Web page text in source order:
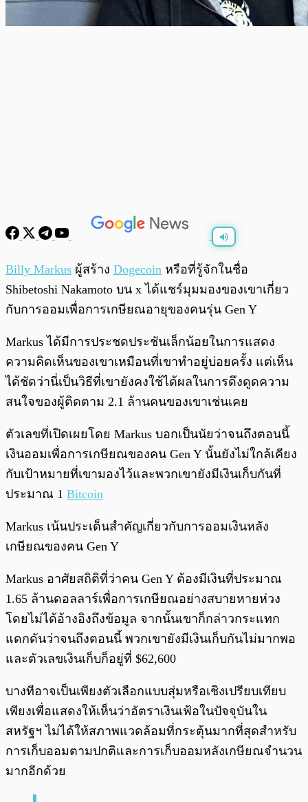
0:00
Billy Markus ผู้สร้าง Dogecoin หรือที่รู้จักในชื่อ
Shibetoshi Nakamoto บน x ได้แชร์มุมมองของเขาเกี่ยว
กับการออมเพื่อการเกษียณอายุของคนรุ่น Gen Y
Markus ได้มีการประชดประชันเล็กน้อยในการแสดง
ความคิดเห็นของเขาเหมือนที่เขาทำอยู่บ่อยครั้ง แต่เห็น
ได้ชัดว่านี่เป็นวิธีที่เขายังคงใช้ได้ผลในการดึงดูดความ
สนใจของผู้ติดตาม 2.1 ล้านคนของเขาเช่นเคย
ตัวเลขที่เปิดเผยโดย Markus บอกเป็นนัยว่าจนถึงตอนนี้
เงินออมเพื่อการเกษียณของคน Gen Y นั้นยังไม่ใกล้เคียง
กับเป้าหมายที่เขามองไว้และพวกเขายังมีเงินเก็บกันที่
ประมาณ 1 Bitcoin
Markus เน้นประเด็นสำคัญเกี่ยวกับการออมเงินหลัง
เกษียณของคน Gen Y
Markus อาศัยสถิติที่ว่าคน Gen Y ต้องมีเงินที่ประมาณ
1.65 ล้านดอลลาร์เพื่อการเกษียณอย่างสบายหายห่วง
โดยไม่ได้อ้างอิงถึงข้อมูล จากนั้นเขาก็กล่าวกระแทก
แดกดันว่าจนถึงตอนนี้ พวกเขายังมีเงินเก็บกันไม่มากพอ
และตัวเลขเงินเก็บก็อยู่ที่ $62,600
บางทีอาจเป็นเพียงตัวเลือกแบบสุ่มหรือเชิงเปรียบเทียบ
เพียงเพื่อแสดงให้เห็นว่าอัตราเงินเฟ้อในปัจจุบันใน
สหรัฐฯ ไม่ได้ให้สภาพแวดล้อมที่กระตุ้นมากที่สุดสำหรับ
การเก็บออมตามปกติและการเก็บออมหลังเกษียณจำนวน
มากอีกด้วย